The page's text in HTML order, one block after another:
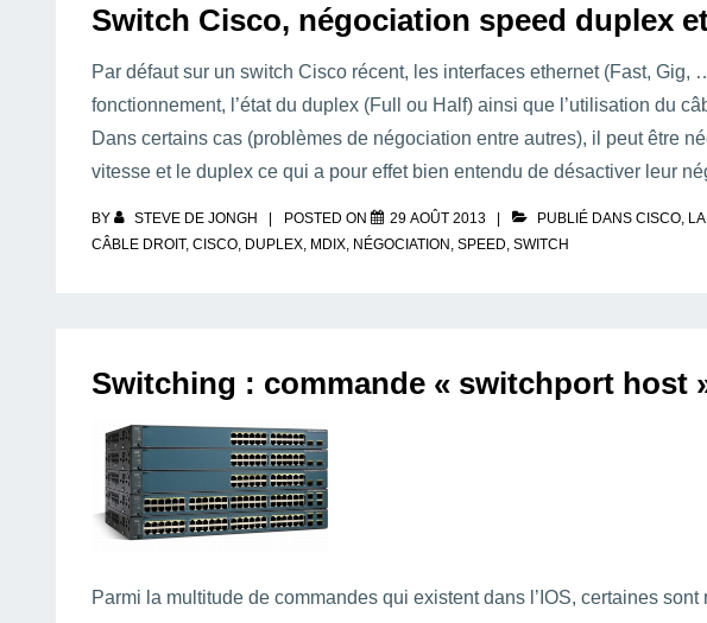
Switch Cisco, négociation speed duplex
Par défaut sur un switch Cisco récent, les interfaces ethernet (Fast,
fonctionnement, l’état du duplex (Full ou Half) ainsi que l’utilisation du
Dans certains cas (problèmes de négociation entre autres), il peut être
vitesse et le duplex ce qui a pour effet bien entendu de désactiver leur
BY STEVE DE JONGH POSTED ON 29 AOÛT 2013 PUBLIÉ DANS CISCO
CÂBLE DROIT, CISCO DUPLEX MDIX NÉGOCIATION SPEED SWITCH
Switching : commande « switchport host
Parmi la multitude de commandes qui existent dans l’IOS, certaines